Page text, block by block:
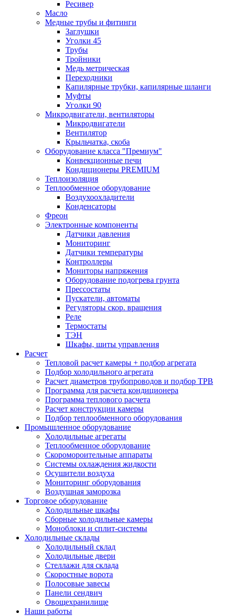
Ресивер
Масло
Медные трубы и фитинги
Заглушки
Уголки 45
Трубы
Тройники
Медь метрическая
Переходники
Капилярные трубки, капилярные шланги
Муфты
Уголки 90
Микродвигатели, вентиляторы
Микродвигатели
Вентилятор
Крыльчатка, скоба
Оборудование класса "Премиум"
Конвекционные печи
Кондиционеры PREMIUM
Теплоизоляция
Теплообменное оборудование
Воздухоохладители
Конденсаторы
Фреон
Электронные компоненты
Датчики давления
Мониторинг
Датчики температуры
Контроллеры
Мониторы напряжения
Оборудование подогрева грунта
Прессостаты
Пускатели, автоматы
Регуляторы скор. вращения
Реле
Термостаты
ТЭН
Шкафы, шиты управления
Расчет
Тепловой расчет камеры + подбор агрегата
Подбор холодильного агрегата
Расчет диаметров трубопроводов и подбор ТРВ
Программа для расчета кондиционера
Программа теплового расчета
Расчет конструкции камеры
Подбор теплообменного оборудования
Промышленное оборудование
Холодильные агрегаты
Теплообменное оборудование
Скоромороительные аппараты
Системы охлаждения жидкости
Осушители воздуха
Мониторинг оборудования
Воздушная заморозка
Торговое оборудование
Холодильные шкафы
Сборные холодильные камеры
Моноблоки и сплит-системы
Холодильные склады
Холодильный склад
Холодильные двери
Стеллажи для склада
Скоростные ворота
Полосовые завесы
Панели сендвич
Овощехранилище
Наши работы